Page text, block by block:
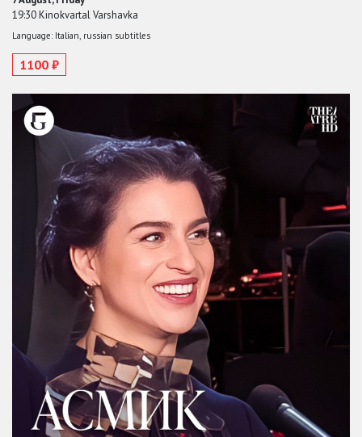
19:30 Kinokvartal Varshavka
Language: Italian, russian subtitles
1100 ₽